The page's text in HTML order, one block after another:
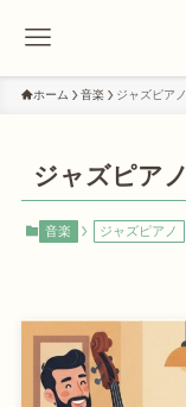
ホーム 音楽 ジャズピアノ
ジャズピアノ
音楽 ジャズピアノ